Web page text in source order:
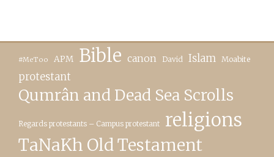
#MeToo APM Bible canon David Islam Moabite
protestant
Qumrân and Dead Sea Scrolls
Regards protestants – Campus protestant religions
TaNaKh Old Testament